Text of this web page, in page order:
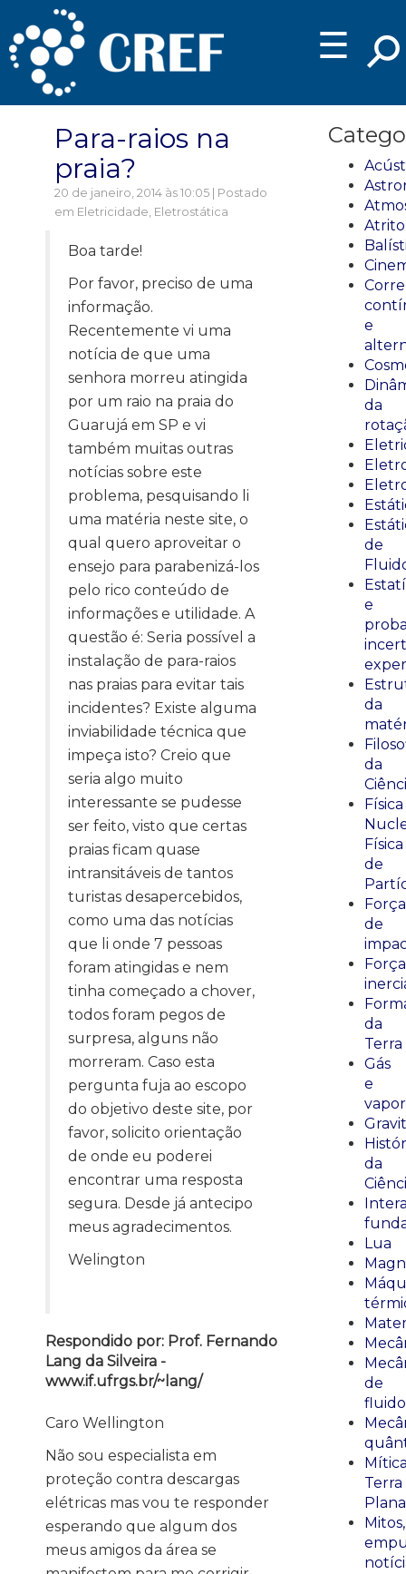
☰
Para-raios na
praia?
20 de janeiro, 2014 às 10:05 | Postado
em Eletricidade, Eletrostática
Boa tarde!
Por favor, preciso de uma
informação.
Recentemente vi uma
notícia de que uma
senhora morreu atingida
por um raio na praia do
Guarujá em SP e vi
também muitas outras
notícias sobre este
problema, pesquisando li
uma matéria neste site, o
qual quero aproveitar o
ensejo para parabenizá-los
pelo rico conteúdo de
informações e utilidade. A
questão é: Seria possível a
instalação de para-raios
nas praias para evitar tais
incidentes? Existe alguma
inviabilidade técnica que
impeça isto? Creio que
seria algo muito
interessante se pudesse
ser feito, visto que certas
praias ficam quase
intransitáveis de tantos
turistas desapercebidos,
como uma das notícias
que li onde 7 pessoas
foram atingidas e nem
tinha começado a chover,
todos foram pegos de
surpresa, alguns não
morreram. Caso esta
pergunta fuja ao escopo
do objetivo deste site, por
favor, solicito orientação
de onde eu poderei
encontrar uma resposta
segura. Desde já antecipo
meus agradecimentos.
Welington
Respondido por: Prof. Fernando
Lang da Silveira -
www.if.ufrgs.br/~lang/
Caro Wellington
Não sou especialista em
proteção contra descargas
elétricas mas vou te responder
esperando que algum dos
meus amigos da área se
Atrito
e
da
de
e
da
da
Física
Física
de
Força
de
da
Terra
Gás
e
vapor
da
Lua
de
Terra
Plana
Mitos,